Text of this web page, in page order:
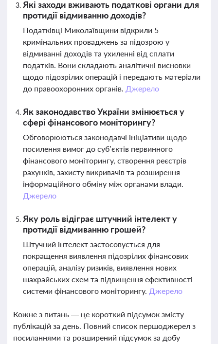
Які заходи вживають податкові органи для
протидії відмиванню доходів?
Податківці Миколаївщини відкрили 5
кримінальних проваджень за підозрою у
відмиванні доходів та ухиленні від сплати
податків. Вони складають аналітичні висновки
щодо підозрілих операцій і передають матеріали
до правоохоронних органів. Джерело
Як законодавство України змінюється у
сфері фінансового моніторингу?
Обговорюються законодавчі ініціативи щодо
посилення вимог до суб’єктів первинного
фінансового моніторингу, створення реєстрів
рахунків, захисту викривачів та розширення
інформаційного обміну між органами влади.
Джерело
Яку роль відіграє штучний інтелект у
протидії відмиванню грошей?
Штучний інтелект застосовується для
покращення виявлення підозрілих фінансових
операцій, аналізу ризиків, виявлення нових
шахрайських схем та підвищення ефективності
системи фінансового моніторингу. Джерело
Кожне з питань — це короткий підсумок змісту
публікацій за день. Повний список першоджерел з
посиланнями та розширений підсумок за добу